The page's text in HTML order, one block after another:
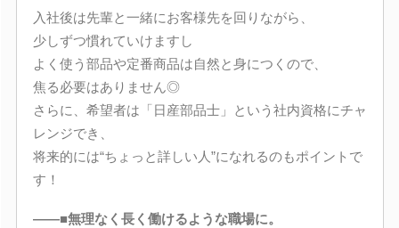
入社後は先輩と一緒にお客様先を回りながら、
少しずつ慣れていけますし
よく使う部品や定番商品は自然と身につくので、
焦る必要はありません◎
さらに、希望者は「日産部品士」という社内資格にチャ
レンジでき、
将来的には“ちょっと詳しい人”になれるのもポイントで
す！
――■無理なく長く働けるような職場に。